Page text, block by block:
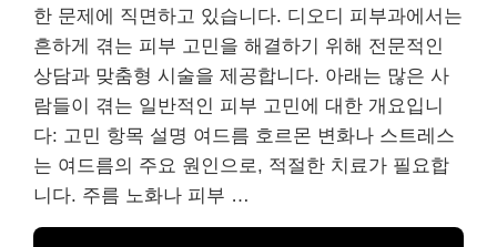
한 문제에 직면하고 있습니다. 디오디 피부과에서는
흔하게 겪는 피부 고민을 해결하기 위해 전문적인
상담과 맞춤형 시술을 제공합니다. 아래는 많은 사
람들이 겪는 일반적인 피부 고민에 대한 개요입니
다: 고민 항목 설명 여드름 호르몬 변화나 스트레스
는 여드름의 주요 원인으로, 적절한 치료가 필요합
니다. 주름 노화나 피부 …